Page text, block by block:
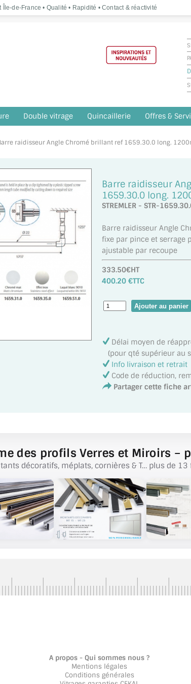
de-France • Qualité • Rapidité • Contact & réactivité
Double vitrage Quincaillerie Offres &
raidisseur Angle Chromé brillant ref 1659.30.0 long.
Barre raidisseur
1659.30.0 long.
STREMLER - STR-
Barre raidisseur Angle
fixe par pince et serrage
ajustable par recoupe
333.50€HT
400.20 €TTC
Délai moyen de
(pour qté supérieur au
Info livraison et retrait
Code de réduction,
Partager cette fiche
des profils Verres et Miroirs –
décoratifs, méplats, cornières & T… plus de
A propos - Qui sommes nous ?
Mentions légales
Conditions générales